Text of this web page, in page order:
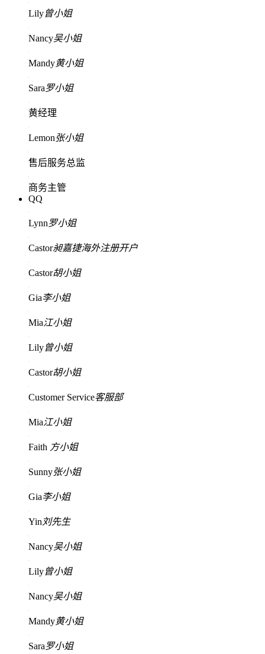
Lily曾小姐
Nancy吴小姐
Mandy黄小姐
Sara罗小姐
黄经理
Lemon张小姐
售后服务总监
商务主管
QQ
Lynn罗小姐
Castor昶嘉捷海外注册开户
Castor胡小姐
Gia李小姐
Mia江小姐
Lily曾小姐
Castor胡小姐
Customer Service客服部
Mia江小姐
Faith 方小姐
Sunny张小姐
Gia李小姐
Yin 刘先生
Nancy吴小姐
Lily曾小姐
Nancy吴小姐
Mandy黄小姐
Sara罗小姐